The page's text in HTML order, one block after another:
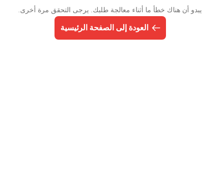
يبدو أن هناك خطأ ما أثناء معالجة طلبك. يرجى التحقق مرة أخرى.
العودة إلى الصفحة الرئيسية